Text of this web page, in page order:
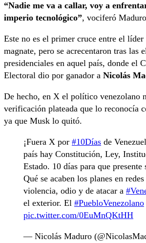
“Nadie me va a callar, voy a
imperio tecnológico”, vociferó
Este no es el primer cruce entre el
magnate, pero se acrecentaron tras las
presidenciales en aquel país, donde el
Electoral dio por ganador a Nicolás
De hecho, en X el político venezolano
verificación plateada que lo reconocía
ya que Musk lo quitó.
¡Fuera X por #10Días de
país hay Constitución, Ley,
Estado. 10 días para que presente
Qué se acaben los planes en
violencia, odio y de atacar a
el exterior. El #PuebloVenezolano
pic.twitter.com/0EuMnQKtHH
— Nicolás Maduro